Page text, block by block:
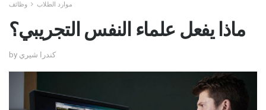
موارد الطلاب وظائف
ماذا يفعل علماء النفس التجريبي؟
by كندرا شيري